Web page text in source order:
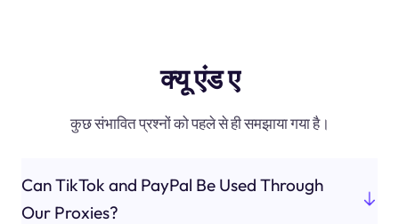
क्यू एंड ए
कुछ संभावित प्रश्नों को पहले से ही समझाया गया है।
Can TikTok and PayPal Be Used Through
Our Proxies?